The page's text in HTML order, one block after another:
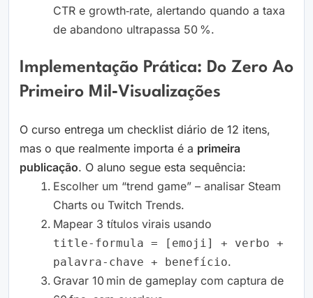
CTR e growth‑rate, alertando quando a taxa
de abandono ultrapassa 50 %.
Implementação Prática: Do Zero Ao
Primeiro Mil‑visualizações
O curso entrega um checklist diário de 12 itens,
mas o que realmente importa é a primeira
publicação. O aluno segue esta sequência:
Escolher um “trend game” – analisar Steam
Charts ou Twitch Trends.
Mapear 3 títulos virais usando
title‑formula = [emoji] + verbo +
palavra‑chave + benefício.
Gravar 10 min de gameplay com captura de